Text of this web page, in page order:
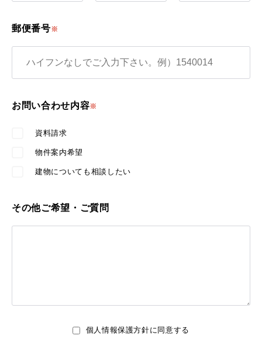
郵便番号※
お問い合わせ内容※
資料請求
物件案内希望
建物についても相談したい
その他ご希望・ご質問
個人情報保護方針に同意する